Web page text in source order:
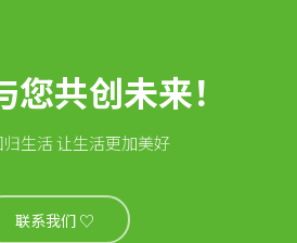
共创未来！
生活 让生活更加美好
联系我们 ♡